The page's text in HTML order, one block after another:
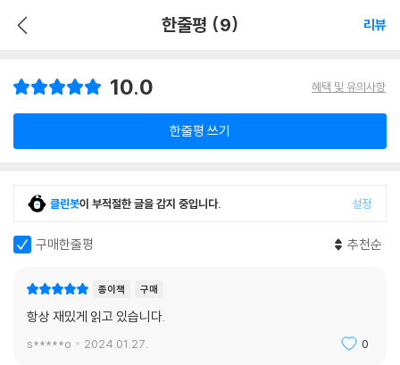
한줄평 (9) 리뷰
10.0 혜택 및 유의사항
한줄평 쓰기
클린봇이 부적절한 글을 감지 중입니다. 설정
구매한줄평 추천순
종이책 구매
항상 재밌게 읽고 있습니다.
s*****o 2024.01.27. 0